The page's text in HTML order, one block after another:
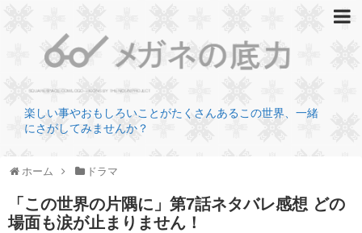
楽しい事やおもしろいことがたくさんあるこの世界、一緒
にさがしてみませんか？
ホーム ドラマ
「この世界の片隅に」第7話ネタバレ感想 どの
場面も涙が止まりません！